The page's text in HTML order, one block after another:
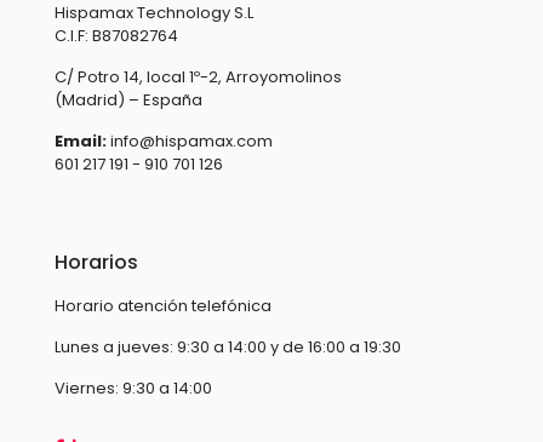
Hispamax Technology S.L
C.I.F: B87082764
C/ Potro 14, local 1º-2, Arroyomolinos
(Madrid) – España
Email:info@hispamax.com
601 217 191 - 910 701 126
Horarios
Horario atención telefónica
Lunes a jueves: 9:30 a 14:00 y de 16:00 a 19:30
Viernes: 9:30 a 14:00